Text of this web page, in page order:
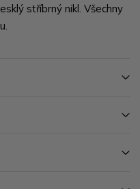
stříbrný nikl. Všechny